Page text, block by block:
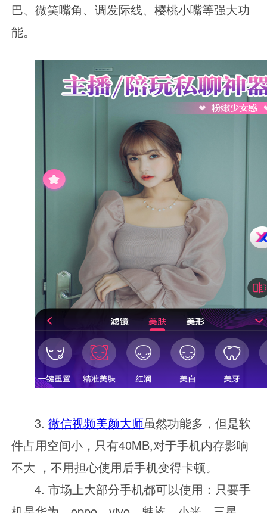
巴、微笑嘴角、调发际线、樱桃小嘴等强大功
能。
3.微信视频美颜大师虽然功能多，但是软
件占用空间小，只有40MB,对于手机内存影响
不大 ，不用担心使用后手机变得卡顿。
4. 市场上大部分手机都可以使用：只要手